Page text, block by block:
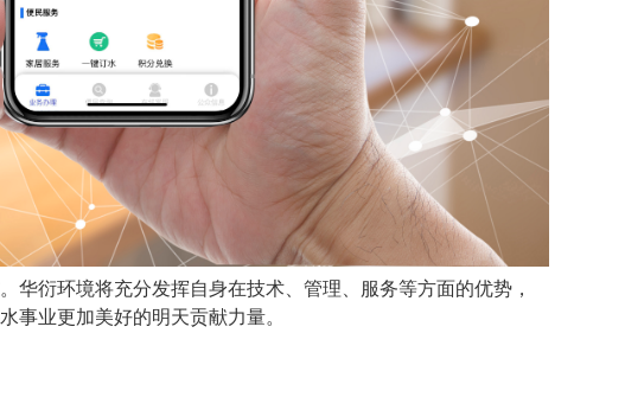
衍环境将充分发挥自身在技术、管理、服务等方面的优势，
事业更加美好的明天贡献力量。